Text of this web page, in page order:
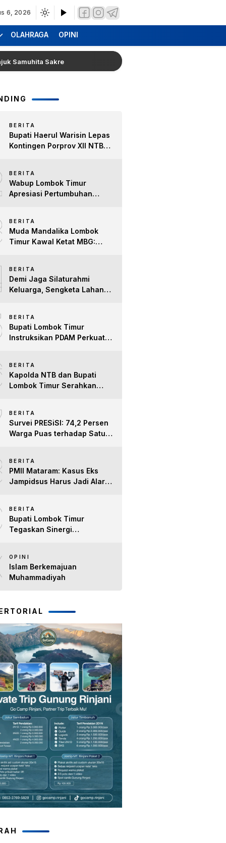
6, 2026
OLAHRAGA OPINI
Sakre Hearing Warga Dara Kunci Ke
BERITA
Bupati Haerul Warisin Lepas
Kontingen Porprov XII NTB
untuk Lombok Timur
BERITA
Wabup Lombok Timur
Apresiasi Pertumbuhan
Difabel
BERITA
Muda Mandalika Lombok
Timur Kawal Ketat MBG:
BERITA
Demi Jaga Silaturahmi
Keluarga, Sengketa Lahan
BERITA
Bupati Lombok Timur
Instruksikan PDAM Perkuat
Terpenuhi
BERITA
Kapolda NTB dan Bupati
Lombok Timur Serahkan
Kepedulian Sosial
BERITA
Survei PRESiSI: 74,2 Persen
Warga Puas terhadap Satu
BERITA
PMII Mataram: Kasus Eks
Jampidsus Harus Jadi Alarm
BERITA
Bupati Lombok Timur
Tegaskan Sinergi
dan Kapolres Lombok Timur
OPINI
Islam Berkemajuan
Muhammadiyah